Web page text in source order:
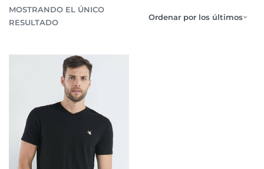
MOSTRANDO EL ÚNICO
RESULTADO
Ordenar por los últimos